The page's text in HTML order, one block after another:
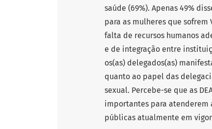
saúde (69%). Apenas 49%
para as mulheres que
falta de recursos humanos
e de integração entre
os(as) delegados(as)
quanto ao papel das
sexual. Percebe-se que as
importantes para atenderem
públicas atualmente em